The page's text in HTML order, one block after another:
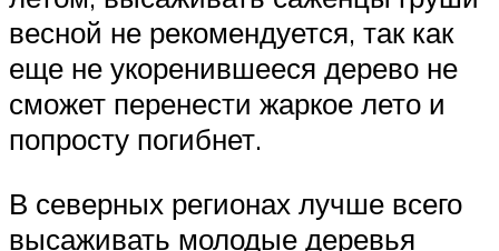
весной не рекомендуется, так как
еще не укоренившееся дерево не
сможет перенести жаркое лето и
попросту погибнет.
В северных регионах лучше всего
высаживать молодые деревья